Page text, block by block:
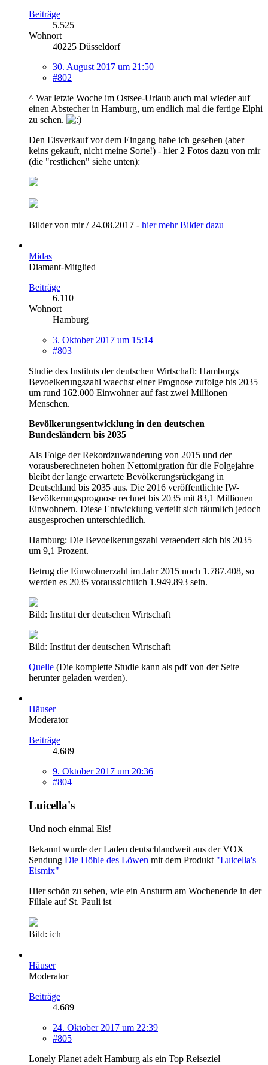
Beiträge
5.525
Wohnort
40225 Düsseldorf
30. August 2017 um 21:50
#802
^ War letzte Woche im Ostsee-Urlaub auch mal wieder auf
einen Abstecher in Hamburg, um endlich mal die fertige Elphi
zu sehen.
Den Eisverkauf vor dem Eingang habe ich gesehen (aber
keins gekauft, nicht meine Sorte!) - hier 2 Fotos dazu von mir
(die "restlichen" siehe unten):
Bilder von mir / 24.08.2017 - hier mehr Bilder dazu
Midas
Diamant-Mitglied
Beiträge
6.110
Wohnort
Hamburg
3. Oktober 2017 um 15:14
#803
Studie des Instituts der deutschen Wirtschaft: Hamburgs
Bevoelkerungszahl waechst einer Prognose zufolge bis 2035
um rund 162.000 Einwohner auf fast zwei Millionen
Menschen.
Bevölkerungsentwicklung in den deutschen
Bundesländern bis 2035
Als Folge der Rekordzuwanderung von 2015 und der
vorausberechneten hohen Nettomigration für die Folgejahre
bleibt der lange erwartete Bevölkerungsrückgang in
Deutschland bis 2035 aus. Die 2016 veröffentlichte IW-
Bevölkerungsprognose rechnet bis 2035 mit 83,1 Millionen
Einwohnern. Diese Entwicklung verteilt sich räumlich jedoch
ausgesprochen unterschiedlich.
Hamburg: Die Bevoelkerungszahl veraendert sich bis 2035
um 9,1 Prozent.
Betrug die Einwohnerzahl im Jahr 2015 noch 1.787.408, so
werden es 2035 voraussichtlich 1.949.893 sein.
Bild: Institut der deutschen Wirtschaft
Bild: Institut der deutschen Wirtschaft
Quelle (Die komplette Studie kann als pdf von der Seite
herunter geladen werden).
Häuser
Moderator
Beiträge
4.689
9. Oktober 2017 um 20:36
#804
Luicella's
Und noch einmal Eis!
Bekannt wurde der Laden deutschlandweit aus der VOX
Sendung Die Höhle des Löwen mit dem Produkt "Luicella's
Eismix"
Hier schön zu sehen, wie ein Ansturm am Wochenende in der
Filiale auf St. Pauli ist
Bild: ich
Häuser
Moderator
Beiträge
4.689
24. Oktober 2017 um 22:39
#805
Lonely Planet adelt Hamburg als ein Top Reiseziel